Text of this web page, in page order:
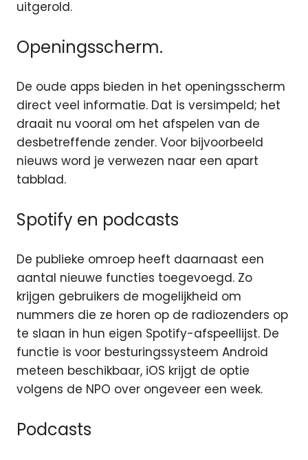
uitgerold.
Openingsscherm.
De oude apps bieden in het openingsscherm
direct veel informatie. Dat is versimpeld; het
draait nu vooral om het afspelen van de
desbetreffende zender. Voor bijvoorbeeld
nieuws word je verwezen naar een apart
tabblad.
Spotify en podcasts
De publieke omroep heeft daarnaast een
aantal nieuwe functies toegevoegd. Zo
krijgen gebruikers de mogelijkheid om
nummers die ze horen op de radiozenders op
te slaan in hun eigen Spotify-afspeellijst. De
functie is voor besturingssysteem Android
meteen beschikbaar, iOS krijgt de optie
volgens de NPO over ongeveer een week.
Podcasts